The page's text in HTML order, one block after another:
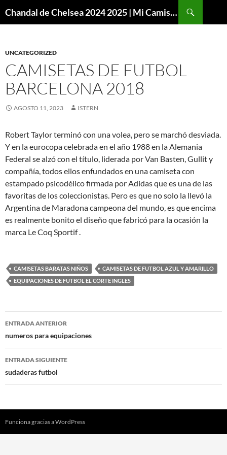
Chandal de Chelsea 2024 2025 | Mi Camiseta Futbol
UNCATEGORIZED
CAMISETAS DE FUTBOL
BARCELONA 2018
AGOSTO 11, 2023 ISTERN
Robert Taylor terminó con una volea, pero se marchó desviada.
Y en la eurocopa celebrada en el año 1988 en la Alemania
Federal se alzó con el título, liderada por Van Basten, Gullit y
compañía, todos ellos enfundados en una camiseta con
estampado psicodélico firmada por Adidas que es una de las
favoritas de los coleccionistas. Pero es que no solo la llevó la
Argentina de Maradona campeona del mundo, es que encima
es realmente bonito el diseño que fabricó para la ocasión la
marca Le Coq Sportif .
CAMISETAS BARATAS NIÑOS
CAMISETAS DE FUTBOL AZUL Y AMARILLO
EQUIPACIONES DE FUTBOL EL CORTE INGLES
Navegación
de
entradas
ENTRADA ANTERIOR
numeros para equipaciones
ENTRADA SIGUIENTE
sudaderas futbol
Funciona gracias a WordPress